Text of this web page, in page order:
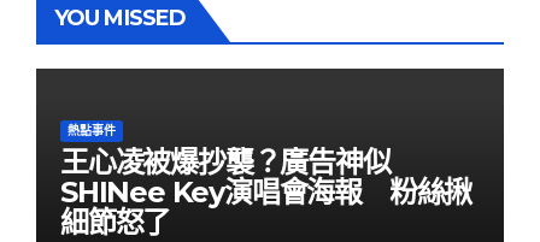
YOU MISSED
熱點事件
王心凌被爆抄襲？廣告神似
SHINee Key演唱會海報 粉絲揪
細節怒了